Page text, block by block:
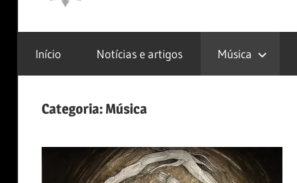
Início Notícias e artigos Música
Categoria:Música